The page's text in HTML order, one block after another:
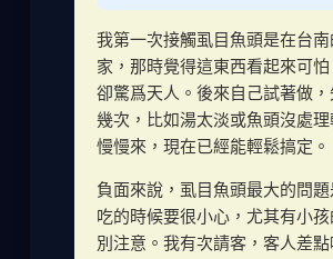
我第一次接觸虱目魚頭是在台南
家，那時覺得這東西看起來可
卻驚爲天人。後來自己試著做
幾次，比如湯太淡或魚頭沒處
慢慢來，現在已經能輕鬆搞定。
負面來說，虱目魚頭最大的問題
吃的時候要很小心，尤其有小
別注意。我有次請客，客人差